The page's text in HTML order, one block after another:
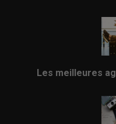
Les meilleures